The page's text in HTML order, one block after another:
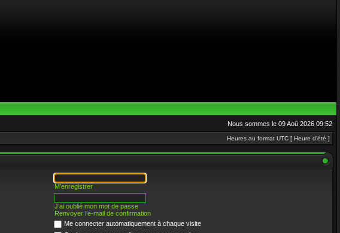
Nous sommes le 09 Aoû 2026 09:52
Heures au format UTC [ Heure d’été ]
M’enregistrer
J’ai oublié mon mot de passe
Renvoyer l’e-mail de confirmation
Me connecter automatiquement à chaque visite